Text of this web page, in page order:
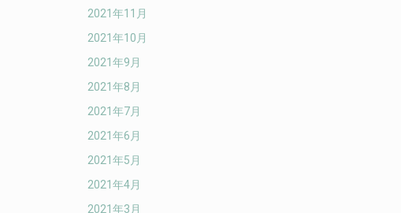
2021年11月
2021年10月
2021年9月
2021年8月
2021年7月
2021年6月
2021年5月
2021年4月
2021年3月